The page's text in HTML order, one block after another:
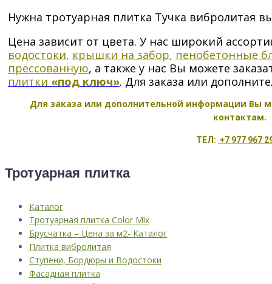
Нужна тротуарная плитка Тучка вибролитая
Цена зависит от цвета. У нас широкий
водостоки, крышки на забор, пенобетонные
прессованную, а также у нас Вы можете
плитки «под ключ». Для заказа или
Для заказа или дополнительной информации Вы
контактам.
ТЕЛ: +7 977 967
Тротуарная плитка
Каталог
Тротуарная плитка Color Mix
Брусчатка – Цена за м2- Каталог
Плитка вибролитая
Ступени, Бордюры и Водостоки
Фасадная плитка